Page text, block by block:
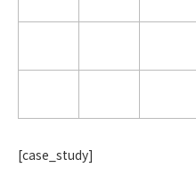
[case_study]